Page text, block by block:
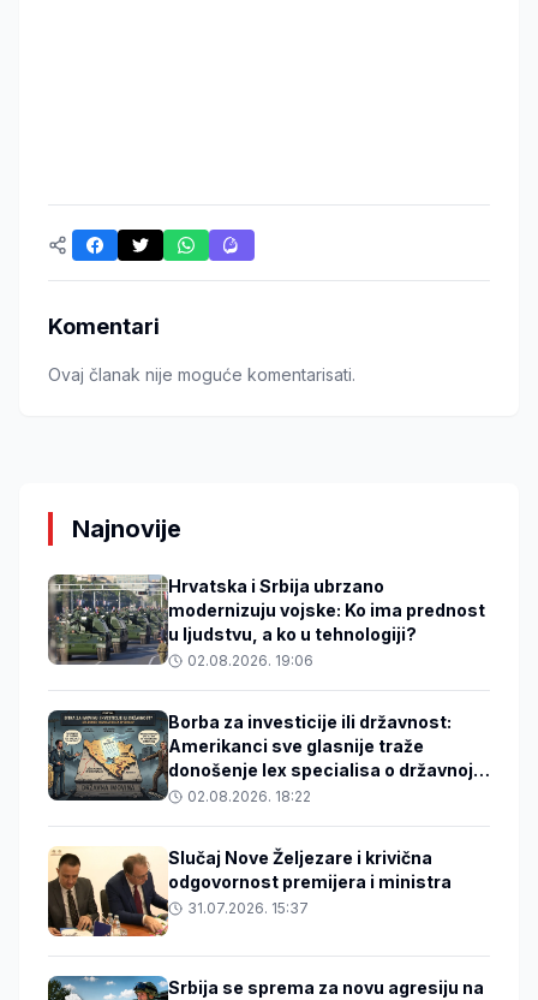
Komentari
Ovaj članak nije moguće komentarisati.
Najnovije
Hrvatska i Srbija ubrzano
modernizuju vojske: Ko ima prednost
u ljudstvu, a ko u tehnologiji?
02.08.2026. 19:06
Borba za investicije ili državnost:
Amerikanci sve glasnije traže
donošenje lex specialisa o državnoj
imovini
02.08.2026. 18:22
Slučaj Nove Željezare i krivična
odgovornost premijera i ministra
31.07.2026. 15:37
Srbija se sprema za novu agresiju na